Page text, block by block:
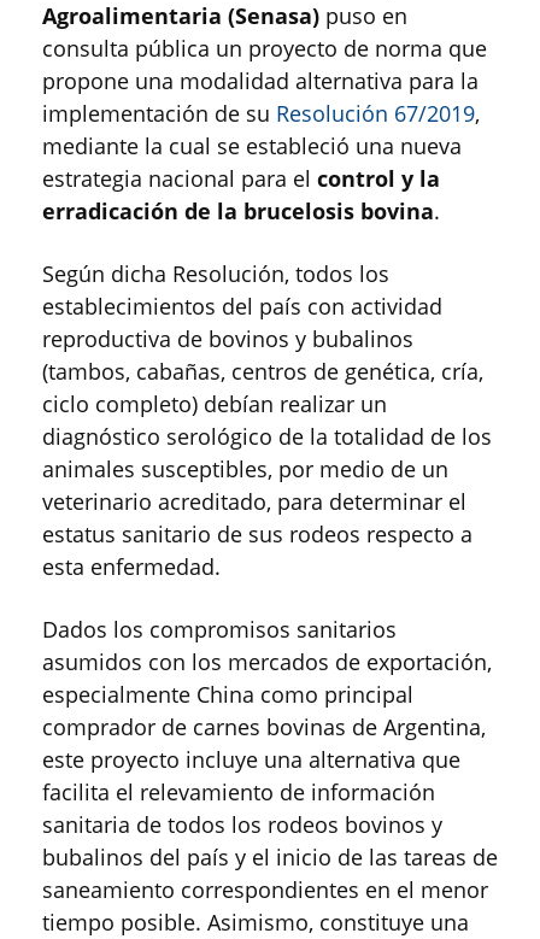
Agroalimentaria (Senasa) puso en
consulta pública un proyecto de norma que
propone una modalidad alternativa para la
implementación de su Resolución 67/2019,
mediante la cual se estableció una nueva
estrategia nacional para el control y la
erradicación de la brucelosis bovina.
Según dicha Resolución, todos los
establecimientos del país con actividad
reproductiva de bovinos y bubalinos
(tambos, cabañas, centros de genética, cría,
ciclo completo) debían realizar un
diagnóstico serológico de la totalidad de los
animales susceptibles, por medio de un
veterinario acreditado, para determinar el
estatus sanitario de sus rodeos respecto a
esta enfermedad.
Dados los compromisos sanitarios
asumidos con los mercados de exportación,
especialmente China como principal
comprador de carnes bovinas de Argentina,
este proyecto incluye una alternativa que
facilita el relevamiento de información
sanitaria de todos los rodeos bovinos y
bubalinos del país y el inicio de las tareas de
saneamiento correspondientes en el menor
tiempo posible. Asimismo, constituye una